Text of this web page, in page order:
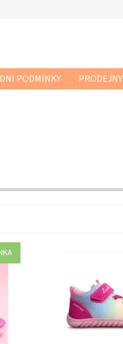
PODMÍNKY PRODEJNY
470/26
Lurchi